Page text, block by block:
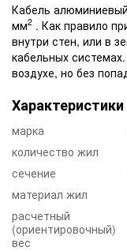
Кабель
мм2 . Как правило
внутри стен, или в
кабельных
воздухе, но без
Характеристики
марка
количество жил
сечение
материал жил
расчетный
(ориентировочный)
вес